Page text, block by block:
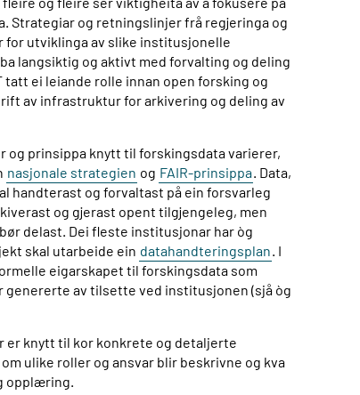
Strategiar og retningslinjer frå regjeringa og
utviklinga av slike institusjonelle
langsiktig og aktivt med forvalting og deling
ei leiande rolle innan open forsking og
av infrastruktur for arkivering og deling av
og prinsippa knytt til forskingsdata varierer,
nasjonale strategien og FAIR-prinsippa. Data,
handterast og forvaltast på ein forsvarleg
og gjerast opent tilgjengeleg, men
delast. Dei fleste institusjonar har òg
skal utarbeide ein datahandteringsplan. I
eigarskapet til forskingsdata som
av tilsette ved institusjonen (sjå òg
er knytt til kor konkrete og detaljerte
ulike roller og ansvar blir beskrivne og kva
opplæring.